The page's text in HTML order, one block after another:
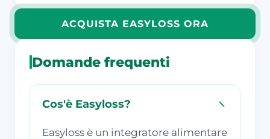
ACQUISTA EASYLOSS ORA
Domande frequenti
Cos'è Easyloss?
Easyloss è un integratore alimentare